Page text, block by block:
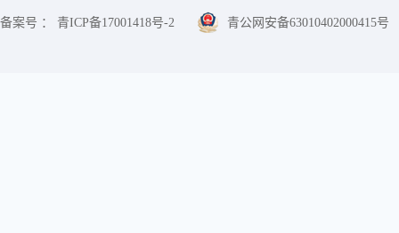
备案号 ： 青ICP备17001418号-2 青公网安备63010402000415号